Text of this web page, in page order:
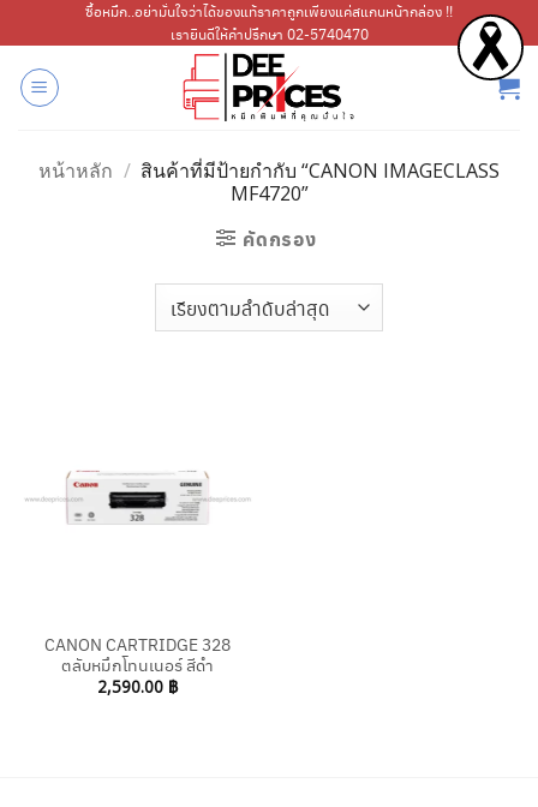
ไป
เนื้อหา
ซื้อหมึก..อย่ามั่นใจว่าได้ของแท้ราคาถูกเพียงแค่สแกนหน้ากล่อง !!
เรายินดีให้คำปรึกษา 02-5740470
หน้าหลัก / สินค้าที่มีป้ายกำกับ “CANON IMAGECLASS
MF4720”
คัดกรอง
CANON CARTRIDGE 328
ตลับหมึกโทนเนอร์ สีดำ
2,590.00 ฿